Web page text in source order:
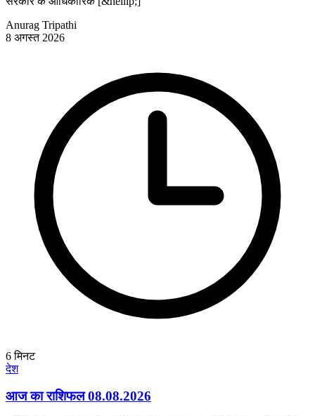
Anurag Tripathi
8 अगस्त 2026
6मिनट
देश
आज का राशिफल 08.08.2026